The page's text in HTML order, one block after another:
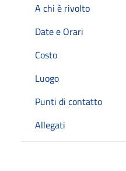
A chi è rivolto
Date e Orari
Costo
Luogo
Punti di contatto
Allegati